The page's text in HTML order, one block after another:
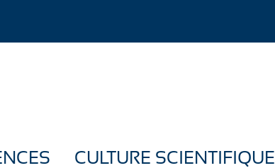
CULTURE SCIENTIFIQUE